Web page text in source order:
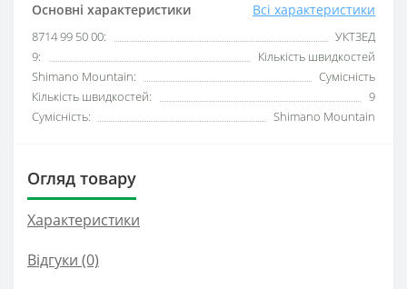
Основні характеристики Всі характеристики
8714 99 50 00:
УКТЗЕД
9:
Кількість швидкостей
Shimano Mountain:
Сумісність
Кількість швидкостей:
9
Сумісність:
Shimano Mountain
Огляд товару
Характеристики
Відгуки (0)